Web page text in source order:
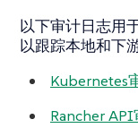
以下审计日志用
以跟踪本地和下
Kubernetes
Rancher